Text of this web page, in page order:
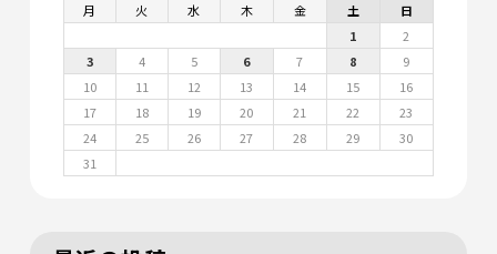
月 火 水 木 金 土
日
1
2
3
4 5 6 7 8
9
10
11 12 13 14 15
16
17
18 19 20 21 22
23
24
25 26 27 28 29
30
31